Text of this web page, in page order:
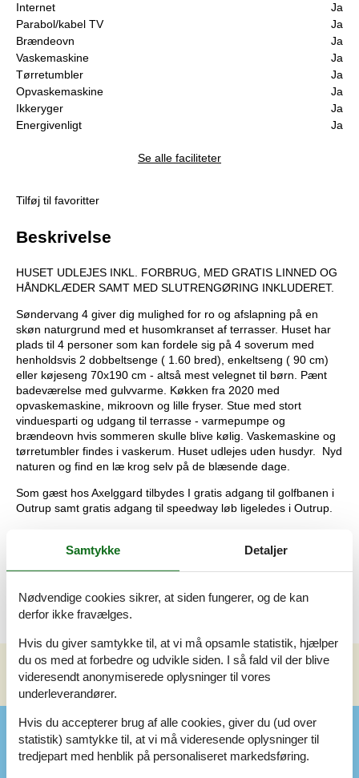
Internet
Ja
Parabol/kabel TV
Ja
Brændeovn
Ja
Vaskemaskine
Ja
Tørretumbler
Ja
Opvaskemaskine
Ja
Ikkeryger
Ja
Energivenligt
Ja
Se alle faciliteter
Tilføj til favoritter
Beskrivelse
HUSET UDLEJES INKL. FORBRUG, MED GRATIS LINNED OG
HÅNDKLÆDER SAMT MED SLUTRENGØRING INKLUDERET.
Søndervang 4 giver dig mulighed for ro og afslapning på en
skøn naturgrund med et husomkranset af terrasser. Huset har
plads til 4 personer som kan fordele sig på 4 soverum med
henholdsvis 2 dobbeltsenge ( 1.60 bred), enkeltseng ( 90 cm)
eller køjeseng 70x190 cm - altså mest velegnet til børn. Pænt
badeværelse med gulvvarme. Køkken fra 2020 med
opvaskemaskine, mikroovn og lille fryser. Stue med stort
vinduesparti og udgang til terrasse - varmepumpe og
brændeovn hvis sommeren skulle blive kølig. Vaskemaskine og
tørretumbler findes i vaskerum. Huset udlejes uden husdyr. Nyd
naturen og find en læ krog selv på de blæsende dage.
Som gæst hos Axelggard tilbydes I gratis adgang til golfbanen i
Outrup samt gratis adgang til speedway løb ligeledes i Outrup.
HUSET UDLEJES INKL. FORBRUG, MED GRATIS LINNED OG
HÅNDKLÆDER SAMT MED SLUTRENGØRING INKLUDERET.
Se nabo emner Se solens gang om emnet
Faciliteter
Samtykke Detaljer
Nødvendige cookies sikrer, at siden fungerer, og de kan
derfor ikke fravælges.
Hvis du giver samtykke til, at vi må opsamle statistik, hjælper
du os med at forbedre og udvikle siden. I så fald vil der blive
videresendt anonymiserede oplysninger til vores
underleverandører.
Hvis du accepterer brug af alle cookies, giver du (ud over
statistik) samtykke til, at vi må videresende oplysninger til
tredjepart med henblik på personaliseret markedsføring.